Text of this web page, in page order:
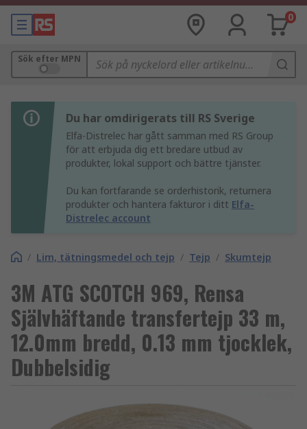
0
Sök efter MPN
Du har omdirigerats till RS Sverige
Elfa-Distrelec har gått samman med RS Group
för att erbjuda dig ett bredare utbud av
produkter, lokal support och bättre tjänster.
Du kan fortfarande se orderhistorik, returnera
produkter och hantera fakturor i ditt Elfa-
Distrelec account
/ Lim, tätningsmedel och tejp / Tejp / Skumtejp
3M ATG SCOTCH 969, Rensa
Självhäftande transfertejp 33 m,
12.0mm bredd, 0.13 mm tjocklek,
Dubbelsidig